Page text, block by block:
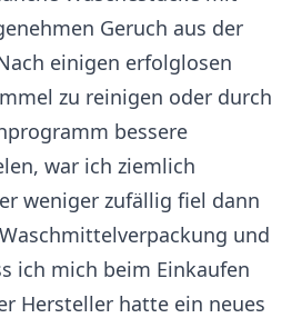
Geruch aus der
einigen erfolglosen
zu reinigen oder durch
bessere
war ich ziemlich
weniger zufällig fiel dann
und
ich mich beim Einkaufen
Hersteller hatte ein neues